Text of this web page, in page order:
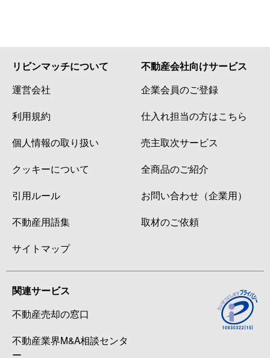
リビンマッチについて
運営会社
利用規約
個人情報の取り扱い
クッキーについて
引用ルール
不動産用語集
サイトマップ
不動産会社向けサービス
企業会員のご登録
仕入れ担当の方はこちら
売主取次サービス
全商品のご紹介
お問い合わせ（企業用）
取材のご依頼
関連サービス
不動産売却の窓口
不動産業界M&A相談センタ
ー